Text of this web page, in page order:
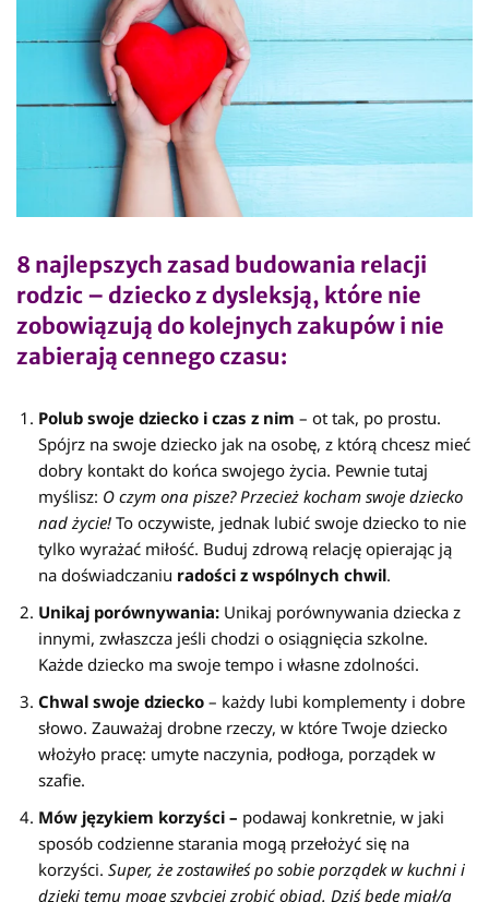
8 najlepszych zasad budowania relacji
rodzic – dziecko z dysleksją, które nie
zobowiązują do kolejnych zakupów i nie
zabierają cennego czasu:
Polub swoje dziecko i czas z nim – ot tak, po prostu.
Spójrz na swoje dziecko jak na osobę, z którą chcesz mieć
dobry kontakt do końca swojego życia. Pewnie tutaj
myślisz: O czym ona pisze? Przecież kocham swoje dziecko
nad życie! To oczywiste, jednak lubić swoje dziecko to nie
tylko wyrażać miłość. Buduj zdrową relację opierając ją
na doświadczaniu radości z wspólnych chwil.
Unikaj porównywania: Unikaj porównywania dziecka z
innymi, zwłaszcza jeśli chodzi o osiągnięcia szkolne.
Każde dziecko ma swoje tempo i własne zdolności.
Chwal swoje dziecko – każdy lubi komplementy i dobre
słowo. Zauważaj drobne rzeczy, w które Twoje dziecko
włożyło pracę: umyte naczynia, podłoga, porządek w
szafie.
Mów językiem korzyści – podawaj konkretnie, w jaki
sposób codzienne starania mogą przełożyć się na
korzyści. Super, że zostawiłeś po sobie porządek w kuchni i
dzięki temu mogę szybciej zrobić obiad. Dziś będę miał/a